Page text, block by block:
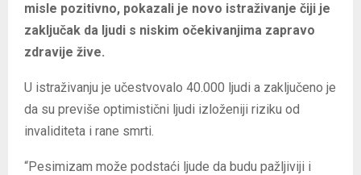
misle pozitivno, pokazali je novo istraživanje čiji je
zaključak da ljudi s niskim očekivanjima zapravo
zdravije žive.
U istraživanju je učestvovalo 40.000 ljudi a zaključeno je
da su previše optimistični ljudi izloženiji riziku od
invaliditeta i rane smrti.
“Pesimizam može podstaći ljude da budu pažljiviji i